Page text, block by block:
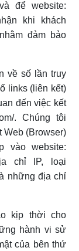
để website:
khi khách
đảm bảo
về số lần truy
links (liên kết)
đến việc kết
. Chúng tôi
Web (Browser)
vào website:
chỉ IP, loại
những địa chỉ
kịp thời cho
hành vi sử
của bên thứ